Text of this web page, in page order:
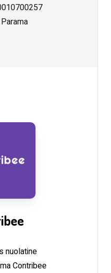
nuolatine
Contribee